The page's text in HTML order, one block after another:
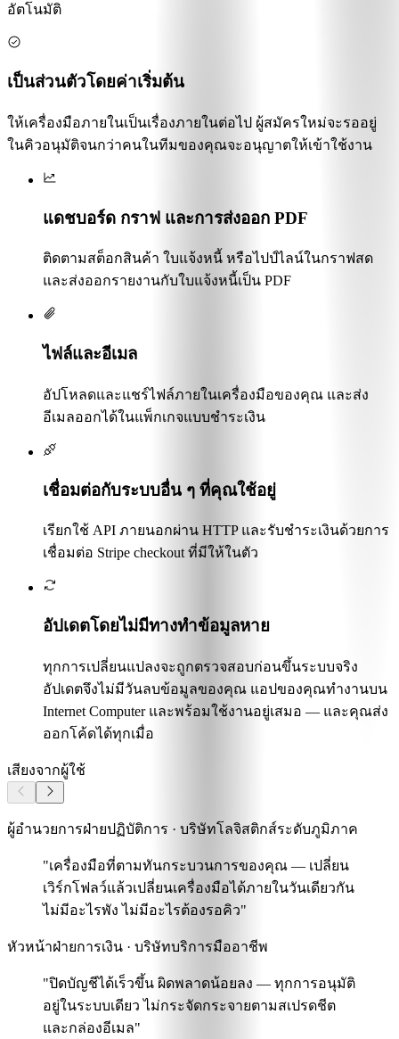
อัตโนมัติ
เป็นส่วนตัวโดยค่าเริ่มต้น
ให้เครื่องมือภายในเป็นเรื่องภายในต่อไป ผู้สมัครใหม่จะรออยู่
ในคิวอนุมัติจนกว่าคนในทีมของคุณจะอนุญาตให้เข้าใช้งาน
แดชบอร์ด กราฟ และการส่งออก PDF
ติดตามสต็อกสินค้า ใบแจ้งหนี้ หรือไปป์ไลน์ในกราฟสด
และส่งออกรายงานกับใบแจ้งหนี้เป็น PDF
ไฟล์และอีเมล
อัปโหลดและแชร์ไฟล์ภายในเครื่องมือของคุณ และส่ง
อีเมลออกได้ในแพ็กเกจแบบชำระเงิน
เชื่อมต่อกับระบบอื่น ๆ ที่คุณใช้อยู่
เรียกใช้ API ภายนอกผ่าน HTTP และรับชำระเงินด้วยการ
เชื่อมต่อ Stripe checkout ที่มีให้ในตัว
อัปเดตโดยไม่มีทางทำข้อมูลหาย
ทุกการเปลี่ยนแปลงจะถูกตรวจสอบก่อนขึ้นระบบจริง
อัปเดตจึงไม่มีวันลบข้อมูลของคุณ แอปของคุณทำงานบน
Internet Computer และพร้อมใช้งานอยู่เสมอ — และคุณส่ง
ออกโค้ดได้ทุกเมื่อ
เสียงจากผู้ใช้
ผู้อำนวยการฝ่ายปฏิบัติการ · บริษัทโลจิสติกส์ระดับภูมิภาค
"เครื่องมือที่ตามทันกระบวนการของคุณ — เปลี่ยน
เวิร์กโฟลว์แล้วเปลี่ยนเครื่องมือได้ภายในวันเดียวกัน
ไม่มีอะไรพัง ไม่มีอะไรต้องรอคิว"
หัวหน้าฝ่ายการเงิน · บริษัทบริการมืออาชีพ
"ปิดบัญชีได้เร็วขึ้น ผิดพลาดน้อยลง — ทุกการอนุมัติ
อยู่ในระบบเดียว ไม่กระจัดกระจายตามสเปรดชีต
และกล่องอีเมล"